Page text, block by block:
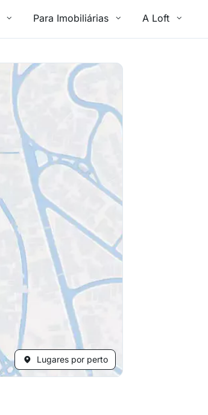
Para Imobiliárias A Loft
Lugares por perto